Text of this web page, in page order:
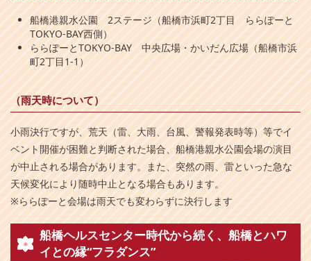
船橋港親水公園 2ステージ（船橋市浜町2丁目 ららぽーと
TOKYO-BAY西側）
ららぽーとTOKYO-BAY 中央広場・かいだん広場（船橋市浜
町2丁目1-1）
（雨天時について）
小雨決行ですが、荒天（雷、大雨、台風、警報発表時等）等でイ
ベント開催が困難と判断された場合、船橋港親水公園会場の演目
が中止される場合があります。また、突然の雨、雷といった急な
天候変化により随時中止となる場合もあります。
※ららぽーと会場は雨天でも変わらずに決行します
船橋ヘルスセンター時代から続く、船橋とハワ
イとの縁“フラダンス”